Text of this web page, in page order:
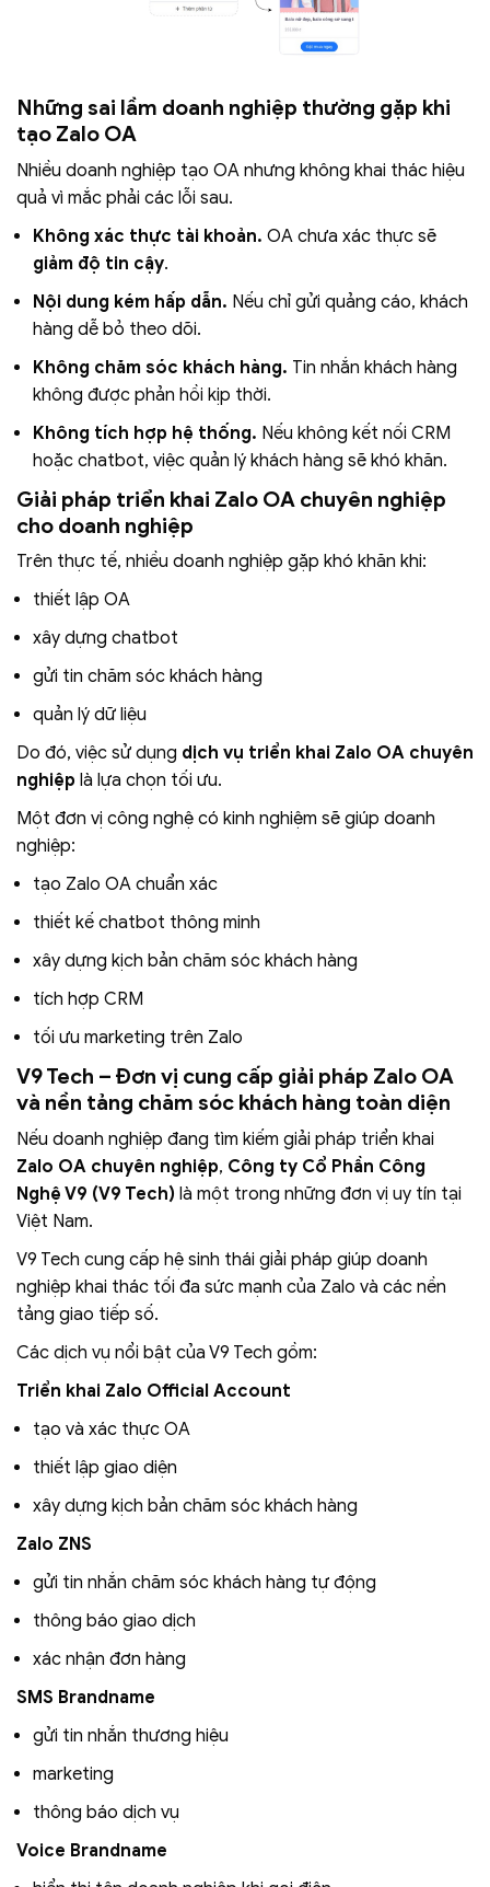
Những sai lầm doanh nghiệp thường gặp khi
tạo Zalo OA
Nhiều doanh nghiệp tạo OA nhưng không khai thác hiệu
quả vì mắc phải các lỗi sau.
Không xác thực tài khoản. OA chưa xác thực sẽ
giảm độ tin cậy.
Nội dung kém hấp dẫn. Nếu chỉ gửi quảng cáo, khách
hàng dễ bỏ theo dõi.
Không chăm sóc khách hàng. Tin nhắn khách hàng
không được phản hồi kịp thời.
Không tích hợp hệ thống. Nếu không kết nối CRM
hoặc chatbot, việc quản lý khách hàng sẽ khó khăn.
Giải pháp triển khai Zalo OA chuyên nghiệp
cho doanh nghiệp
Trên thực tế, nhiều doanh nghiệp gặp khó khăn khi:
thiết lập OA
xây dựng chatbot
gửi tin chăm sóc khách hàng
quản lý dữ liệu
Do đó, việc sử dụng dịch vụ triển khai Zalo OA chuyên
nghiệp là lựa chọn tối ưu.
Một đơn vị công nghệ có kinh nghiệm sẽ giúp doanh
nghiệp:
tạo Zalo OA chuẩn xác
thiết kế chatbot thông minh
xây dựng kịch bản chăm sóc khách hàng
tích hợp CRM
tối ưu marketing trên Zalo
V9 Tech – Đơn vị cung cấp giải pháp Zalo OA
và nền tảng chăm sóc khách hàng toàn diện
Nếu doanh nghiệp đang tìm kiếm giải pháp triển khai
Zalo OA chuyên nghiệp, Công ty Cổ Phần Công
Nghệ V9 (V9 Tech) là một trong những đơn vị uy tín tại
Việt Nam.
V9 Tech cung cấp hệ sinh thái giải pháp giúp doanh
nghiệp khai thác tối đa sức mạnh của Zalo và các nền
tảng giao tiếp số.
Các dịch vụ nổi bật của V9 Tech gồm:
Triển khai Zalo Official Account
tạo và xác thực OA
thiết lập giao diện
xây dựng kịch bản chăm sóc khách hàng
Zalo ZNS
gửi tin nhắn chăm sóc khách hàng tự động
thông báo giao dịch
xác nhận đơn hàng
SMS Brandname
gửi tin nhắn thương hiệu
marketing
thông báo dịch vụ
Voice Brandname